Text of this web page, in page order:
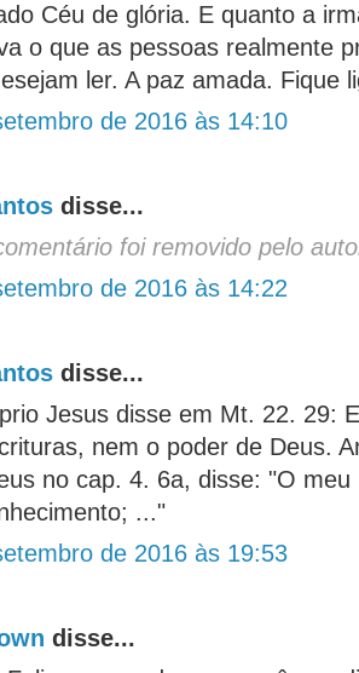
Céu de glória. E quanto a
o que as pessoas realmente
ler. A paz amada. Fique
de 2016 às 14:10
disse...
foi removido pelo
de 2016 às 14:22
disse...
Jesus disse em Mt. 22. 29:
nem o poder de Deus.
no cap. 4. 6a, disse: "O
..."
de 2016 às 19:53
disse...